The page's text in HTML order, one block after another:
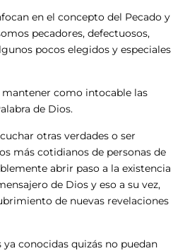
en el concepto del Pecado y
pecadores, defectuosos,
pocos elegidos y especiales
mantener como intocable las
de Dios.
otras verdades o ser
más cotidianos de personas de
abrir paso a la existencia
de Dios y eso a su vez,
de nuevas revelaciones
conocidas quizás no puedan